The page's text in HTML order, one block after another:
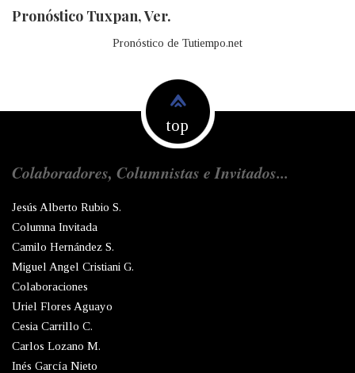
Pronóstico Tuxpan, Ver.
Pronóstico de Tutiempo.net
top
Colaboradores, Columnistas e Invitados...
Jesús Alberto Rubio S.
Columna Invitada
Camilo Hernández S.
Miguel Angel Cristiani G.
Colaboraciones
Uriel Flores Aguayo
Cesia Carrillo C.
Carlos Lozano M.
Inés García Nieto